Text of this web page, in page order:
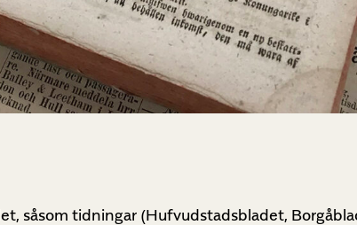
såsom tidningar (Hufvudstadsbladet,